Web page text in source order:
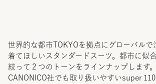
世界的な都市TOKYOを拠点にグローバルで
着てほしいスタンダードスーツ。都市に似
絞って２つのトーンをラインナップします
CANONICO社でも取り扱いやすいsuper